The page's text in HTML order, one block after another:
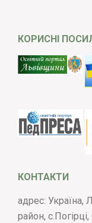
КОРИСНІ
КОНТАКТИ
адрес: Україна,
район,